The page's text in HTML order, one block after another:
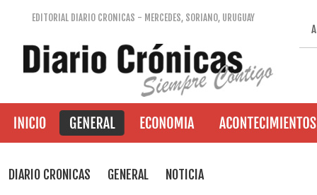
EDITORIAL DIARIO CRONICAS - MERCEDES, SORIANO, URUGUAY
DIARIO CRONICAS GENERAL NOTICIA